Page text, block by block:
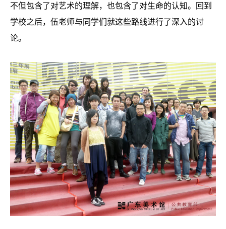
不但包含了对艺术的理解，也包含了对生命的认知。回到
学校之后，伍老师与同学们就这些路线进行了深入的讨
论。